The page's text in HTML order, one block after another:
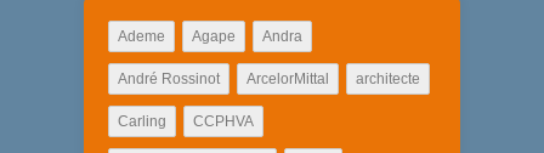
Ademe Agape Andra
André Rossinot ArcelorMittal architecte
Carling CCPHVA